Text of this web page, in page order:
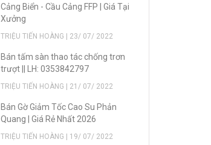
Cảng Biển - Cầu Cảng FFP | Giá Tại
Xưởng
TRIỆU TIẾN HOÀNG | 23/ 07/ 2022
Bán tấm sàn thao tác chống trơn
trượt || LH: 0353842797
TRIỆU TIẾN HOÀNG | 21/ 07/ 2022
Bán Gờ Giảm Tốc Cao Su Phản
Quang | Giá Rẻ Nhất 2026
TRIỆU TIẾN HOÀNG | 19/ 07/ 2022